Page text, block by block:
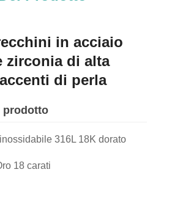
in acciaio
zirconia di alta
di perla
prodotto
316L 18K dorato
18 carati